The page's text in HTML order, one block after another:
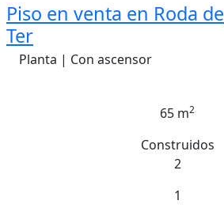
Piso en venta en Roda de
Ter
Planta | Con ascensor
65 m2
Construidos
2
1